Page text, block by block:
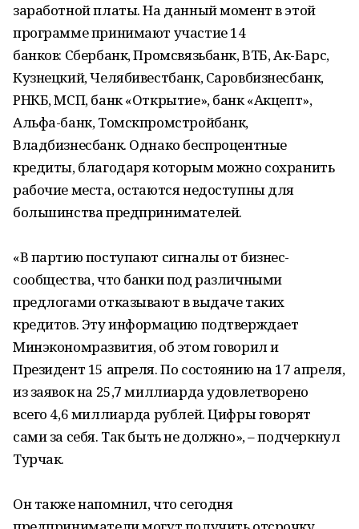
заработной платы. На данный момент в этой
программе принимают участие 14
банков: Сбербанк, Промсвязьбанк, ВТБ, Ак-Барс,
Кузнецкий, Челябивестбанк, Саровбизнесбанк,
РНКБ, МСП, банк «Открытие», банк «Акцепт»,
Альфа-банк, Томскпромстройбанк,
Владбизнесбанк. Однако беспроцентные
кредиты, благодаря которым можно сохранить
рабочие места, остаются недоступны для
большинства предпринимателей.
«В партию поступают сигналы от бизнес-
сообщества, что банки под различными
предлогами отказывают в выдаче таких
кредитов. Эту информацию подтверждает
Минэкономразвития, об этом говорил и
Президент 15 апреля. По состоянию на 17 апреля,
из заявок на 25,7 миллиарда удовлетворено
всего 4,6 миллиарда рублей. Цифры говорят
сами за себя. Так быть не должно», – подчеркнул
Турчак.
Он также напомнил, что сегодня